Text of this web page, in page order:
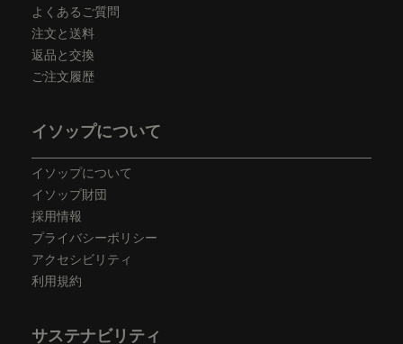
よくあるご質問
注文と送料
返品と交換
ご注文履歴
イソップについて
イソップについて
イソップ財団
採用情報
プライバシーポリシー
アクセシビリティ
利用規約
サステナビリティ